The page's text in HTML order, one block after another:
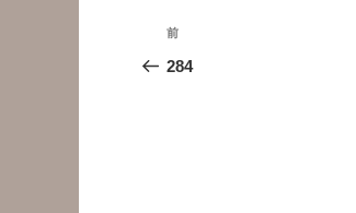
投
稿
前
の
前
284